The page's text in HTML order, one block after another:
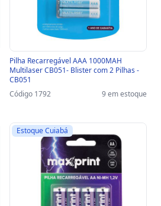
Pilha Recarregável AAA 1000MAH
Multilaser CB051- Blister com 2 Pilhas -
CB051
Código 1792
9 em estoque
Estoque Cuiabá